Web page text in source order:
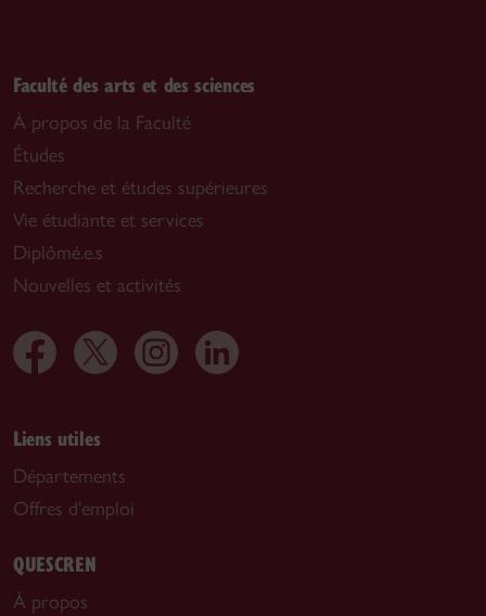
Faculté des arts et des sciences
À propos de la Faculté
Études
Recherche et études supérieures
Vie étudiante et services
Diplômé.e.s
Nouvelles et activités
Liens utiles
Départements
Offres d'emploi
QUESCREN
À propos